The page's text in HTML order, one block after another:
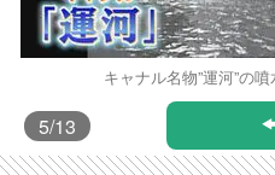
キャナル名物”運河”の
5/13